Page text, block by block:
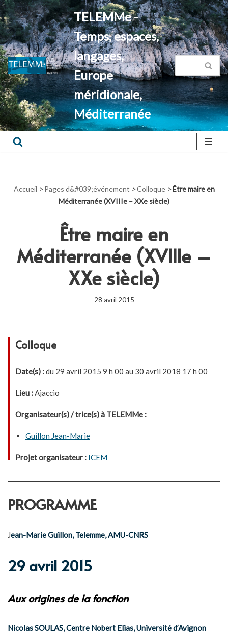
Aller
au
contenu
TELEMMe -
Temps, espaces,
langages,
Europe
méridionale,
Méditerranée
Accueil > Pages d&#039;événement > Colloque > Être maire en
Méditerranée (XVIIIe – XXe siècle)
Être maire en
Méditerranée (XVIIIe –
XXe siècle)
28 avril 2015
Colloque
Date(s) :du 29 avril 2015 9 h 00 au 30 avril 2018 17 h 00
Lieu :Ajaccio
Organisateur(s) / trice(s) à TELEMMe :
Guillon Jean-Marie
Projet organisateur : ICEM
PROGRAMME
Jean-Marie Guillon, Telemme, AMU-CNRS
29 avril 2015
Aux origines de la fonction
Nicolas SOULAS, Centre Nobert Elias, Université d’Avignon